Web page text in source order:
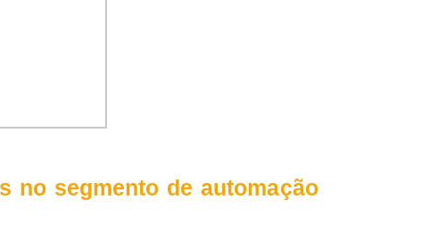
no segmento de automação